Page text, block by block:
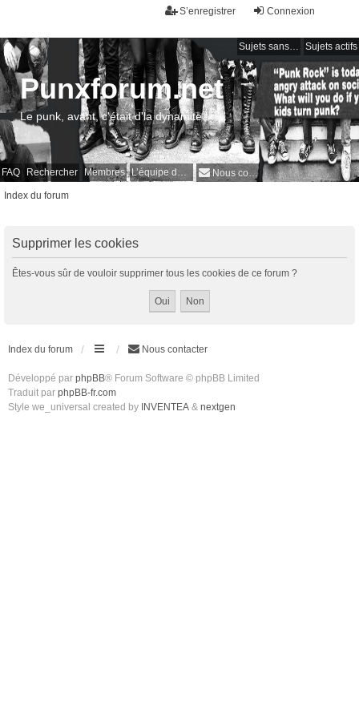
Connexion
S’enregistrer
Sujets sans réponse Sujets actifs
FAQ Rechercher Membres L’équipe du forum Nous contacter
Punxforum.net
Le punk, avant, c'était d'la dynamite !
Index du forum
Supprimer les cookies
Êtes-vous sûr de vouloir supprimer tous les cookies de ce forum ?
Index du forum Nous contacter
Développé par phpBB® Forum Software © phpBB Limited
Traduit par phpBB-fr.com
Style we_universal created by INVENTEA & nextgen